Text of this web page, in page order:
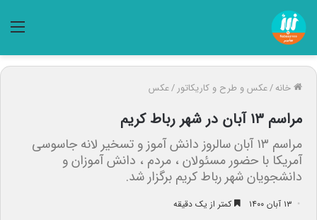
خانه/عکس و طرح و کاریکاتور /عکس
مراسم ۱۳ آبان در شهر رباط کریم
مراسم ۱۳ آبان سالروز دانش آموز و تسخیر لانه جاسوسی
آمریکا با حضور مسئولان ، مردم ، دانش آموزان و
دانشجویان شهر رباط کریم برگزار شد.
۱۳ آبان ۱۴۰۰ کمتر از یک دقیقه